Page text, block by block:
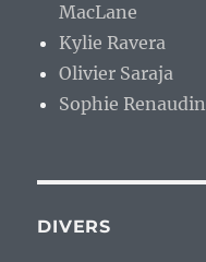
MacLane
Kylie Ravera
Olivier Saraja
Sophie Renaudin
DIVERS